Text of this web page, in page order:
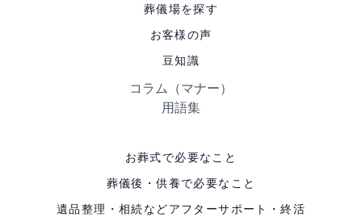
葬儀場を探す
お客様の声
豆知識
コラム（マナー）
用語集
お葬式で必要なこと
葬儀後・供養で必要なこと
遺品整理・相続などアフターサポート・終活